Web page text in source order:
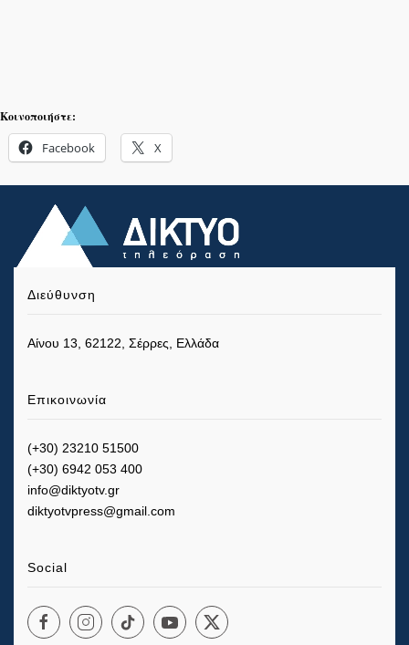
Κοινοποιήστε:
Facebook X
Διεύθυνση
Αίνου 13, 62122, Σέρρες, Ελλάδα
Επικοινωνία
(+30) 23210 51500
(+30) 6942 053 400
info@diktyotv.gr
diktyotvpress@gmail.com
Social